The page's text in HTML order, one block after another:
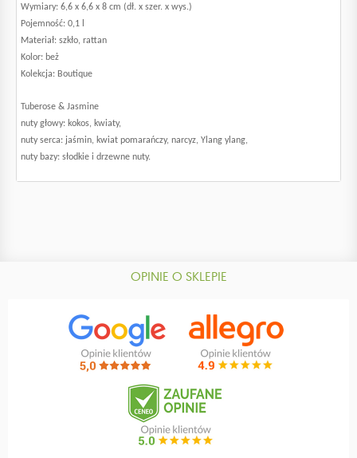
Wymiary: 6,6 x 6,6 x 8 cm (dł. x szer. x wys.)
Pojemność: 0,1 l
Materiał: szkło, rattan
Kolor: beż
Kolekcja: Boutique
Tuberose & Jasmine
nuty głowy: kokos, kwiaty,
nuty serca: jaśmin, kwiat pomarańczy, narcyz, Ylang ylang,
nuty bazy: słodkie i drzewne nuty.
OPINIE O SKLEPIE